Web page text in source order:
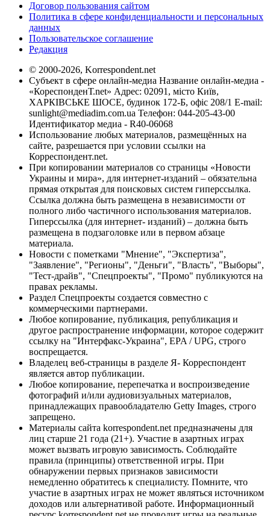
Договор пользования сайтом
Политика в сфере конфиденциальности и персональных
данных
Пользовательское соглашение
Редакция
© 2000-2026, Korrespondent.net
Субъект в сфере онлайн-медиа Название онлайн-медиа -
«КореспонденТ.net» Адрес: 02091, місто Київ,
ХАРКІВСЬКЕ ШОСЕ, будинок 172-Б, офіс 208/1 E-mail:
sunlight@mediadim.com.ua Телефон: 044-205-43-00
Идентификатор медиа - R40-06068
Использование любых материалов, размещённых на
сайте, разрешается при условии ссылки на
Корреспондент.net.
При копировании материалов со страницы «Новости
Украины и мира», для интернет-изданий – обязательна
прямая открытая для поисковых систем гиперссылка.
Ссылка должна быть размещена в независимости от
полного либо частичного использования материалов.
Гиперссылка (для интернет- изданий) – должна быть
размещена в подзаголовке или в первом абзаце
материала.
Новости с пометками "Мнение", "Экспертиза",
"Заявление", "Регионы", "Деньги", "Власть", "Выборы",
"Тест-драйв", "Спецпроекты", "Промо" публикуются на
правах рекламы.
Раздел Спецпроекты создается совместно с
коммерческими партнерами.
Любое копирование, публикация, републикация и
другое распространение информации, которое содержит
ссылку на "Интерфакс-Украина", EPA / UPG, строго
воспрещается.
Владелец веб-страницы в разделе Я- Корреспондент
является автор публикации.
Любое копирование, перепечатка и воспроизведение
фотографий и/или аудиовизуальных материалов,
принадлежащих правообладателю Getty Images, строго
запрещено.
Материалы сайта korrespondent.net предназначены для
лиц старше 21 года (21+). Участие в азартных играх
может вызвать игровую зависимость. Соблюдайте
правила (принципы) ответственной игры. При
обнаружении первых признаков зависимости
немедленно обратитесь к специалисту. Помните, что
участие в азартных играх не может являться источником
доходов или альтернативой работе. Информационный